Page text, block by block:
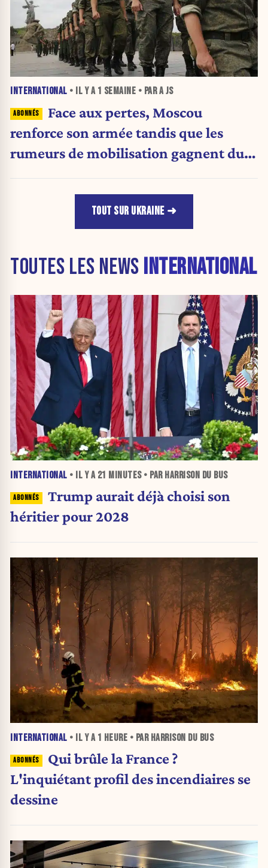
INTERNATIONAL • IL Y A 1 SEMAINE • PAR A JS
Face aux pertes, Moscou
renforce son armée tandis que les
rumeurs de mobilisation gagnent du
TOUT SUR UKRAINE
TOUTES LES NEWS INTERNATIONAL
INTERNATIONAL • IL Y A 21 MINUTES• PAR HARRISON DU BUS
Trump aurait déjà choisi son
héritier pour 2028
INTERNATIONAL • IL Y A 1 HEURE • PAR HARRISON DU BUS
Qui brûle la France ?
L'inquiétant profil des incendiaires se
dessine